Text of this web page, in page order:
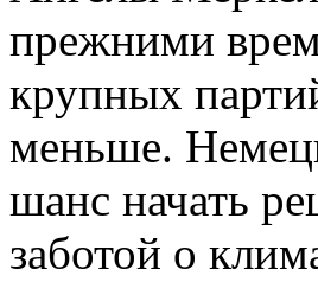
прежними
крупных
меньше.
шанс начать
заботой о